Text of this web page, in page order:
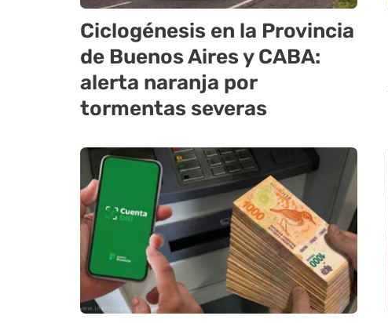
Ciclogénesis en la Provincia
de Buenos Aires y CABA:
alerta naranja por
tormentas severas